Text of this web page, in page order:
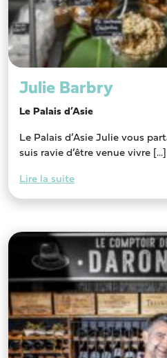
Julie Barbry
Le Palais d’Asie
Le Palais d’Asie Julie vous
suis ravie d’être venue vivre [...]
Lire la suite